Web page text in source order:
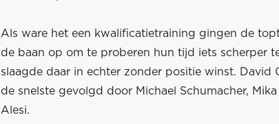
Als ware het een kwalificatietraining gingen de
de baan op om te proberen hun tijd iets scherper
slaagde daar in echter zonder positie winst. David
de snelste gevolgd door Michael Schumacher,
Alesi.